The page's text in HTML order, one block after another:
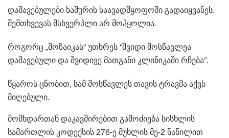
დაშავებულები ხაშურის საავადმყოფოში გადაიყვანეს.
შემთხვევას მსხვერპლი არ მოჰყოლია.
როგორც „მოზაიკას“ უთხრეს “შვიდი მოსწავლეა
დაშავებული და შვიდივე მათგანი კლინიკაში რჩება”.
წყაროს ცნობით, სამ მოსწავლეს თავის ტრავმა აქვს
მიღებული.
მომხდართან დაკავშირებით გამოძიება სისხლის
სამართლის კოდექსის 276-ე მუხლის მე-2 ნაწილით